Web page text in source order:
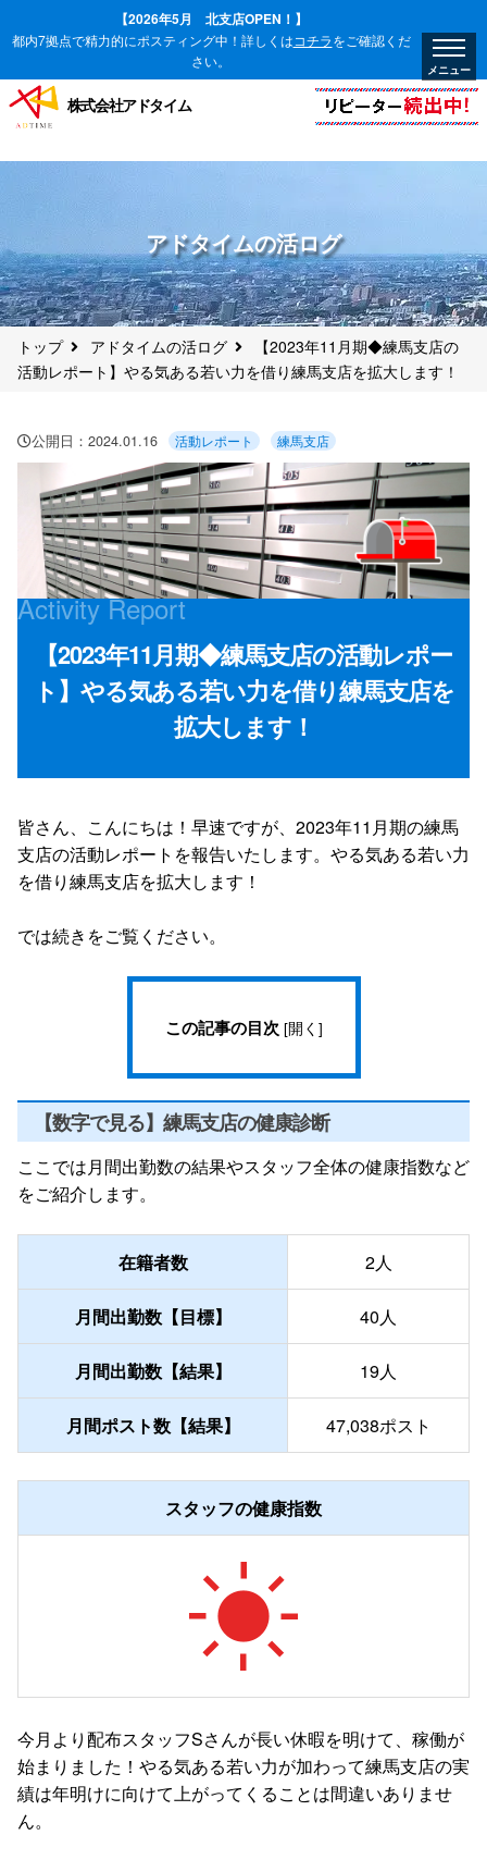
【2026年5月 北支店OPEN！】
都内7拠点で精力的にポスティング中！詳しくはコチラをご確認くだ
さい。
株式会社アドタイム
アドタイムの活ログ
トップ アドタイムの活ログ
【2023年11月期◆練馬支店の
活動レポート】やる気ある若い力を借り練馬支店を拡大します！
公開日： 2024.01.16 活動レポート 練馬支店
Activity Report
【2023年11月期◆練馬支店の活動レポー
ト】やる気ある若い力を借り練馬支店を
拡大します！
皆さん、こんにちは！早速ですが、2023年11月期の練馬
支店の活動レポートを報告いたします。やる気ある若い力
を借り練馬支店を拡大します！
では続きをご覧ください。
この記事の目次 [開く ]
【数字で見る】練馬支店の健康診断
ここでは月間出勤数の結果やスタッフ全体の健康指数など
をご紹介します。
在籍者数 2人
月間出勤数【目標】 40人
月間出勤数【結果】 19人
月間ポスト数【結果】 47,038ポスト
スタッフの健康指数
今月より配布スタッフSさんが長い休暇を明けて、稼働が
始まりました！やる気ある若い力が加わって練馬支店の実
績は年明けに向けて上がってくることは間違いありませ
ん。